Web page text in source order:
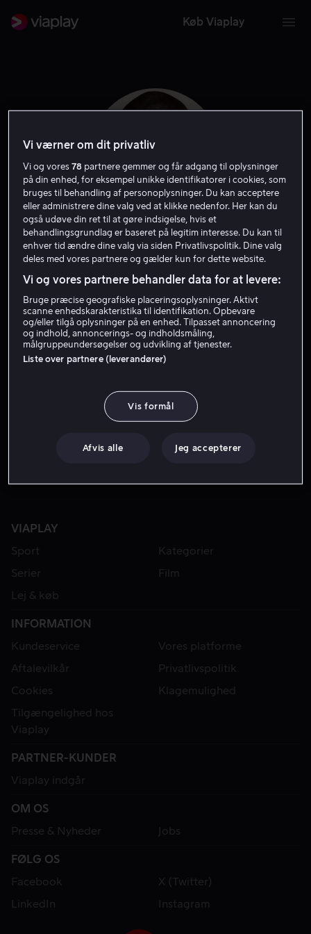
Køb Viaplay
Justin Lee
Instruktør
VIAPLAY
Sport
Kategorier
Serier
Film
Lej & køb
INFORMATION
Kundeservice
Vores platforme
Aftalevilkår
Privatlivspolitik
Cookies
Klagemulighed
Tilgængelighed hos
Viaplay
PARTNER-KUNDER
Viaplay indgår
OM OS
Presse & Nyheder
Jobs
FØLG OS
Facebook
X (Twitter)
LinkedIn
Instagram
Vi værner om dit privatliv
Vi og vores78 partnere gemmer og får adgang til oplysninger
på din enhed, for eksempel unikke identifikatorer i cookies, som
bruges til behandling af personoplysninger. Du kan acceptere
eller administrere dine valg ved at klikke nedenfor. Her kan du
også udøve din ret til at gøre indsigelse, hvis et
behandlingsgrundlag er baseret på legitim interesse. Du kan til
enhver tid ændre dine valg via siden Privatlivspolitik. Dine valg
deles med vores partnere og gælder kun for dette website.
Vi og vores partnere behandler data for at levere:
Bruge præcise geografiske placeringsoplysninger. Aktivt
scanne enhedskarakteristika til identifikation. Opbevare
og/eller tilgå oplysninger på en enhed. Tilpasset annoncering
og indhold, annoncerings- og indholdsmåling,
målgruppeundersøgelser og udvikling af tjenester.
Liste over partnere (leverandører)
Vis formål
Afvis alle Jeg accepterer